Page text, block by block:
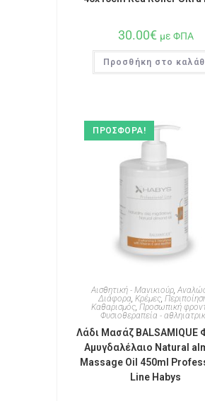
30.00€ με ΦΠΑ
Προσθήκη στο
ΠΡΟΣΦΟΡΆ!
Αισθητική - Μανικιούρ,
Διάφορα,Κρέμες,
Καθαρισμός, Προσωπική
Φυσιοθεραπεία -
Λάδι Μασάζ BALSAMIQUE
Αμυγδαλέλαιο Natural
Massage Oil 450ml
Line Habys